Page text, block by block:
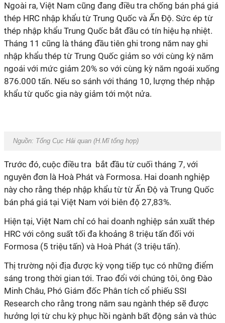
Ngoài ra, Việt Nam cũng đang điều tra chống bán phá giá
thép HRC nhập khẩu từ Trung Quốc và Ấn Độ. Sức ép từ
thép nhập khẩu Trung Quốc bắt đầu có tín hiệu hạ nhiệt.
Tháng 11 cũng là tháng đầu tiên ghi trong năm nay ghi
nhập khẩu thép từ Trung Quốc giảm so với cùng kỳ năm
ngoái với mức giảm 20% so với cùng kỳ năm ngoái xuống
876.000 tấn. Nếu so sánh với tháng 10, lượng thép nhập
khẩu từ quốc gia này giảm tới một nửa.
Nguồn: Tổng Cục Hải quan (H.Mĩ tổng hợp)
Trước đó, cuộc điều tra bắt đầu từ cuối tháng 7, với
nguyên đơn là Hoà Phát và Formosa. Hai doanh nghiệp
này cho rằng thép nhập khẩu từ từ Ấn Độ và Trung Quốc
bán phá giá tại Việt Nam với biên độ 27,83%.
Hiện tại, Việt Nam chỉ có hai doanh nghiệp sản xuất thép
HRC với công suất tối đa khoảng 8 triệu tấn đối với
Formosa (5 triệu tấn) và Hoà Phát (3 triệu tấn).
Thị trường nội địa được kỳ vọng tiếp tục có những điểm
sáng trong thời gian tới. Trao đổi với chúng tôi, ông Đào
Minh Châu, Phó Giám đốc Phân tích cổ phiếu SSI
Research cho rằng trong năm sau ngành thép sẽ được
hưởng lợi từ chu kỳ phục hồi ngành bất động sản và thúc